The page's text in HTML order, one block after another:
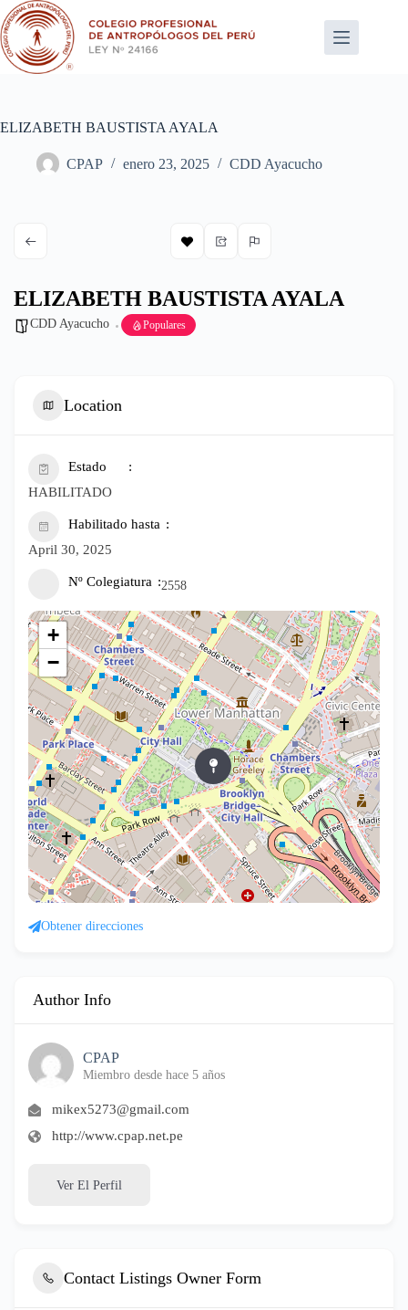
Saltar
al
contenido
ELIZABETH BAUSTISTA AYALA
CPAP enero 23, 2025 CDD Ayacucho
ELIZABETH BAUSTISTA AYALA
CDD Ayacucho Populares
Location
Estado
HABILITADO
Habilitado hasta
April 30, 2025
Nº Colegiatura 2558
+
−
Obtener direcciones
Author Info
CPAP
Miembro desde hace 5 años
mikex5273@gmail.com
http://www.cpap.net.pe
Ver El Perfil
Contact Listings Owner Form